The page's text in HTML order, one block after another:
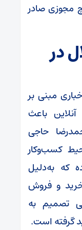
مجوزی صادر
در
مبنی بر
باعث
حاجی
کسب‌وکار
که به‌دلیل
و فروش
تصمیم به
گرفته است.